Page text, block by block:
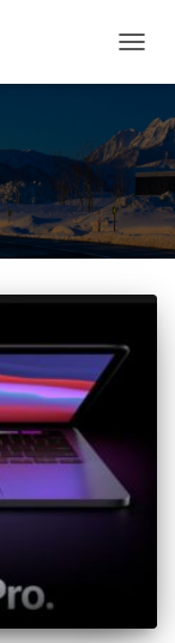
ビ
ー
シ
ョ
ン
を
切